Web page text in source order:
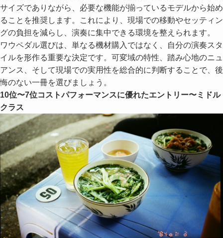
サイズでありながら、必要な機能が揃っているモデルから始め
ることを推奨します。これにより、現場での移動やセッティン
グの負担を減らし、演奏に集中できる環境を整えられます。
ワウペダル選びは、単なる機材購入ではなく、自分の演奏スタ
イルを形作る重要な決定です。可変域の特性、踏み心地のニュ
アンス、そして現場での実用性を総合的に判断することで、後
悔のない一冊を選びましょう。
10位〜7位コストパフォーマンスに優れたエントリー〜ミドル
クラス